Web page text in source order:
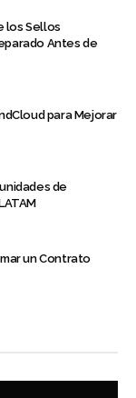
los Sellos
Antes de
para Mejorar
de
un Contrato